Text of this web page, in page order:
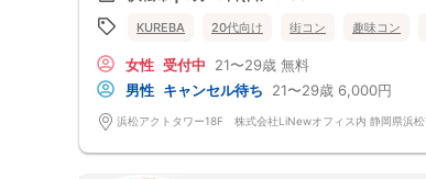
KUREBA 20代向け 街コン 趣味コン
女性 受付中 21〜29歳 無料
男性 キャンセル待ち 21〜29歳 6,000円